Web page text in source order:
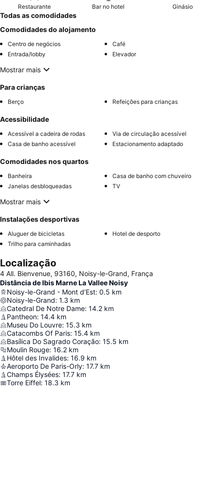
Restaurante Bar no hotel Ginásio
Todas as comodidades
Comodidades do alojamento
Centro de negócios
Café
Entrada/lobby
Elevador
Mostrar mais
Para crianças
Berço Refeições para crianças
Acessibilidade
Acessível a cadeira de rodas
Via de circulação acessível
Casa de banho acessível
Estacionamento adaptado
Comodidades nos quartos
Banheira
Casa de banho com chuveiro
Janelas desbloqueadas
TV
Mostrar mais
Instalações desportivas
Aluguer de bicicletas
Hotel de desporto
Trilho para caminhadas
Localização
4 All. Bienvenue, 93160, Noisy-le-Grand, França
Distância de Ibis Marne La Vallee Noisy
Noisy-le-Grand - Mont d’Est: 0.5 km
Noisy-le-Grand: 1.3 km
Catedral De Notre Dame: 14.2 km
Pantheon: 14.4 km
Museu Do Louvre: 15.3 km
Catacombs Of Paris: 15.4 km
Basílica Do Sagrado Coração: 15.5 km
Moulin Rouge: 16.2 km
Hôtel des Invalides: 16.9 km
Aeroporto De Paris-Orly: 17.7 km
Champs Élysées: 17.7 km
Torre Eiffel: 18.3 km